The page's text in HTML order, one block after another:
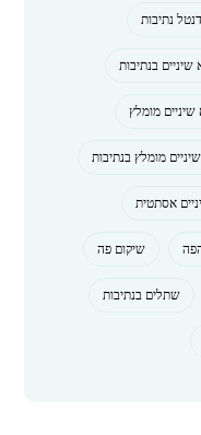
נתיבות
שיניים בנתיבות
שיניים מומלץ
מומלץ בנתיבות
אסתטית
שיקום פה
שתלים בנתיבות